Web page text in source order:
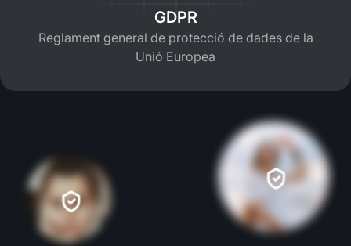
GDPR
Reglament general de protecció de dades de la
Unió Europea